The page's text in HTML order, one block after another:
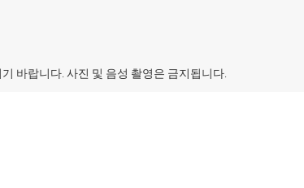
바랍니다. 사진 및 음성 촬영은 금지됩니다.